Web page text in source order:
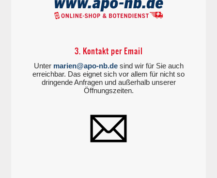
3. Kontakt per Email
Unter marien@apo-nb.desind wir für Sie auch
erreichbar. Das eignet sich vor allem für nicht so
dringende Anfragen und außerhalb unserer
Öffnungszeiten.